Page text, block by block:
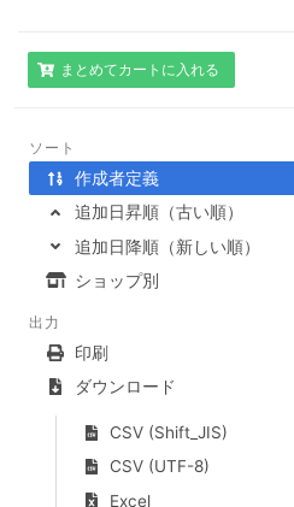
まとめてカートに入れる
ソート
作成者定義
追加日昇順（古い順）
追加日降順（新しい順）
ショップ別
出力
印刷
ダウンロード
CSV (Shift_JIS)
CSV (UTF-8)
Excel